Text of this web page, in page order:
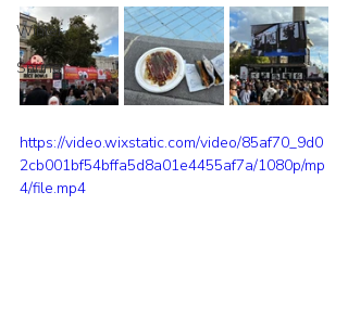
Winter
Spring
https://video.wixstatic.com/video/85af70_9d0
2cb001bf54bffa5d8a01e4455af7a/1080p/mp
4/file.mp4